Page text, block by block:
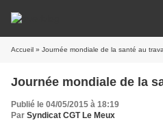
Accueil » Journée mondiale de la santé au
Journée mondiale de la
Publié le 04/05/2015 à 18:19
Par Syndicat CGT Le Meux